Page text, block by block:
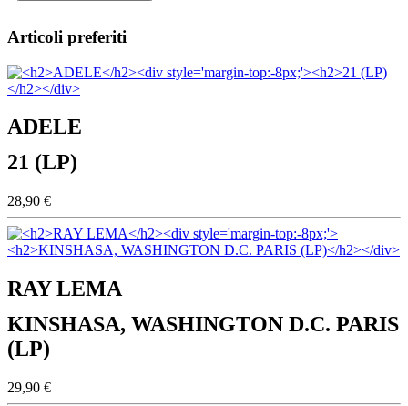
Articoli preferiti
ADELE
21 (LP)
28,90 €
RAY LEMA
KINSHASA, WASHINGTON D.C. PARIS
(LP)
29,90 €